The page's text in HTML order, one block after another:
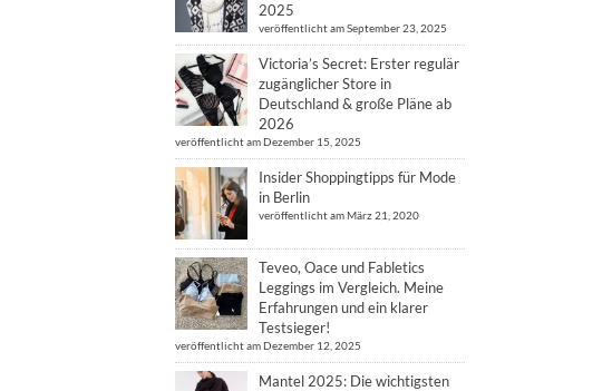
2025
veröffentlicht am September 23, 2025
Victoria’s Secret: Erster regulär
zugänglicher Store in
Deutschland & große Pläne ab
2026
veröffentlicht am Dezember 15, 2025
Insider Shoppingtipps für Mode
in Berlin
veröffentlicht am März 21, 2020
Teveo, Oace und Fabletics
Leggings im Vergleich. Meine
Erfahrungen und ein klarer
Testsieger!
veröffentlicht am Dezember 12, 2025
Mantel 2025: Die wichtigsten